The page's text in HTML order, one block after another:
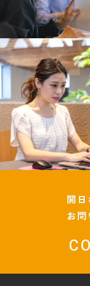
開
お